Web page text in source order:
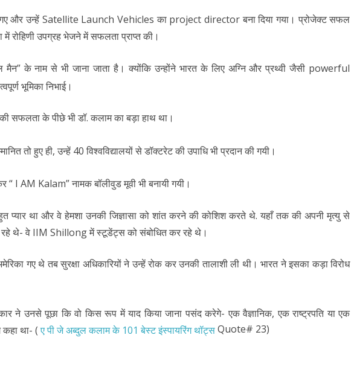
और उन्हें Satellite Launch Vehicles का project director बना दिया गया। प्रोजेक्ट सफल
में रोहिणी उपग्रह भेजने में सफलता प्राप्त की।
मैन” के नाम से भी जाना जाता है। क्योंकि उन्होंने भारत के लिए अग्नि और प्रथ्वी जैसी powerful
भूमिका निभाई।
सफलता के पीछे भी डॉ. कलाम का बड़ा हाथ था।
तो हुए ही, उन्हें 40 विश्वविद्यालयों से डॉक्टरेट की उपाधि भी प्रदान की गयी।
“ I AM Kalam” नामक बॉलीवुड मूवी भी बनायी गयी।
प्यार था और वे हेमशा उनकी जिज्ञासा को शांत करने की कोशिश करते थे. यहाँ तक की अपनी मृत्यु से
रहे थे- वे IIM Shillong में स्टूडेंट्स को संबोधित कर रहे थे।
गए थे तब सुरक्षा अधिकारियों ने उन्हें रोक कर उनकी तालाशी ली थी। भारत ने इसका कड़ा विरोध
ने उनसे पूछा कि वो किस रूप में याद किया जाना पसंद करेगे- एक वैज्ञानिक, एक राष्ट्रपति या एक
कहा था- (ए पी जे अब्दुल कलाम के 101 बेस्ट इंस्पायरिंग थॉट्सQuote# 23)